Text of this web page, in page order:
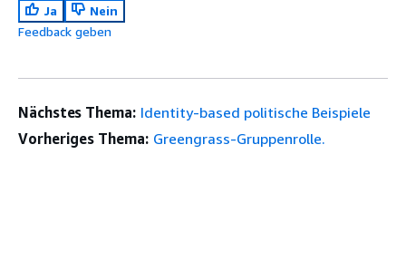
Ja
Nein
Feedback geben
Nächstes Thema: Identity-based politische Beispiele
Vorheriges Thema: Greengrass-Gruppenrolle.